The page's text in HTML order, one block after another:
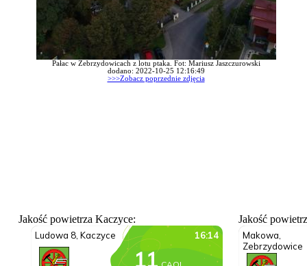
Pałac w Zebrzydowicach z lotu ptaka. Fot: Mariusz Jaszczurowski
dodano: 2022-10-25 12:16:49
>>>Zobacz poprzednie zdjęcia
Jakość powietrza Kaczyce: Jakość